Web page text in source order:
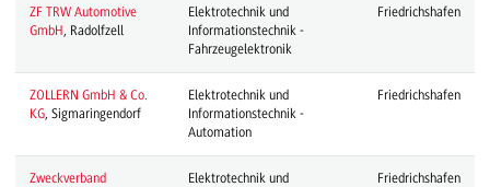
ZF TRW Automotive
GmbH , Radolfzell
Elektrotechnik und
Informationstechnik -
Fahrzeugelektronik
Friedrichshafen
ZOLLERN GmbH & Co.
KG, Sigmaringendorf
Elektrotechnik und
Informationstechnik -
Automation
Friedrichshafen
Zweckverband
Elektrotechnik und
Friedrichshafen